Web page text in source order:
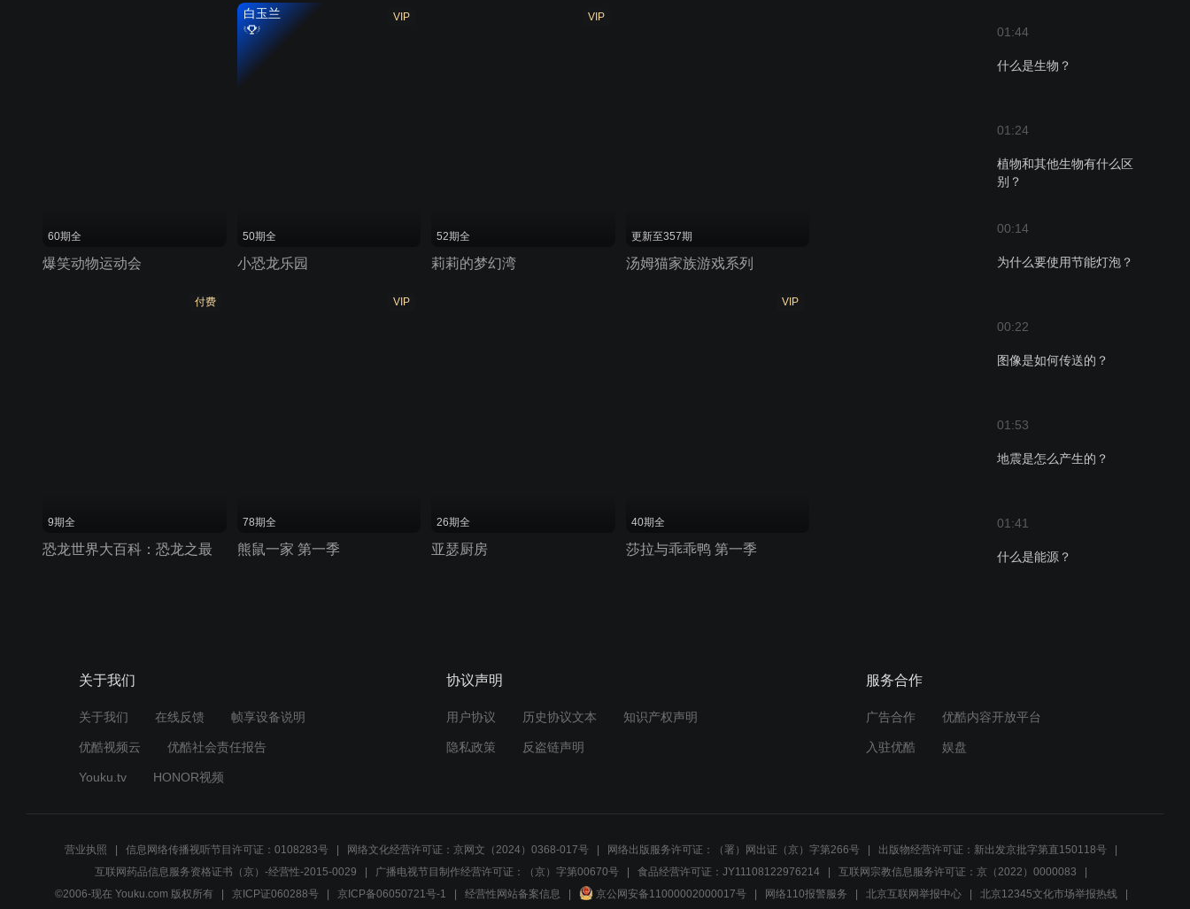
01:44
什么是生物？
01:24
植物和其他生物有什么区
别？
00:14
为什么要使用节能灯泡？
00:22
图像是如何传送的？
01:53
地震是怎么产生的？
01:41
什么是能源？
01:37
00:40
白细胞有什么强大作用？
60期全
爆笑动物运动会
VIP
白玉兰
50期全
小恐龙乐园
VIP
52期全
莉莉的梦幻湾
更新至357期
汤姆猫家族游戏系列
付费
9期全
恐龙世界大百科：恐龙之最
VIP
78期全
熊鼠一家 第一季
26期全
亚瑟厨房
VIP
40期全
莎拉与乖乖鸭 第一季
关于我们
关于我们 在线反馈 帧享设备说明
优酷视频云 优酷社会责任报告
Youku.tv HONOR视频
协议声明
用户协议 历史协议文本 知识产权声明
隐私政策 反盗链声明
服务合作
广告合作 优酷内容开放平台
入驻优酷 娱盘
营业执照 信息网络传播视听节目许可证：0108283号 网络文化经营许可证：京网文（2024）0368-017号 网络出版服务许可证：（署）网出证（京）字第266号
出版物经营许可证：新出发京批字第直150118号
互联网药品信息服务资格证书（京）-经营性-2015-0029
广播电视节目制作经营许可证：（京）字第00670号 食品经营许可证：JY11108122976214
互联网宗教信息服务许可证：京（2022）0000083
©2006-现在 Youku.com 版权所有
京ICP证060288号 京ICP备06050721号-1 经营性网站备案信息 京公网安备11000002000017号 网络110报警服务 北京互联网举报中心 北京12345文化市场举报热线